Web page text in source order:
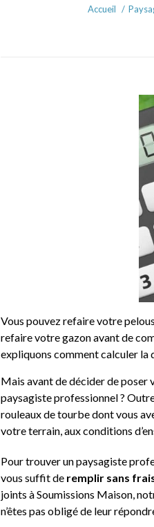
Accueil /
Vous pouvez refaire votre
refaire votre gazon avant de
expliquons comment calculer la
Mais avant de décider de poser
paysagiste professionnel ?
rouleaux de tourbe dont vous
votre terrain, aux conditions
Pour trouver un paysagiste
vous suffit de remplir sans
joints à Soumissions Maison,
n’êtes pas obligé de leur